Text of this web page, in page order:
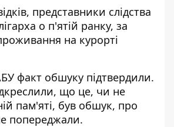
представники слідства
о п'ятій ранку, за
на курорті
факт обшуку підтвердили.
що це, чи не
пам'яті, був обшук, про
попереджали.